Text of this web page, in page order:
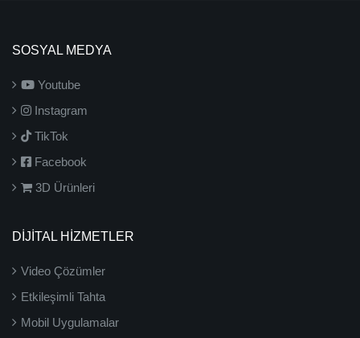
SOSYAL MEDYA
Youtube
Instagram
TikTok
Facebook
3D Ürünleri
DİJİTAL HİZMETLER
Video Çözümler
Etkileşimli Tahta
Mobil Uygulamalar